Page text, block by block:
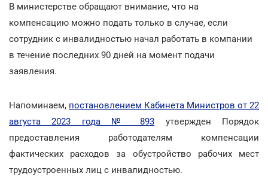
В министерстве обращают внимание, что на
компенсацию можно подать только в случае, если
сотрудник с инвалидностью начал работать в компании
в течение последних 90 дней на момент подачи
заявления.
Напоминаем, постановлением Кабинета Министров от 22
августа 2023 года № 893 утвержден Порядок
предоставления работодателям компенсации
фактических расходов за обустройство рабочих мест
трудоустроенных лиц с инвалидностью.